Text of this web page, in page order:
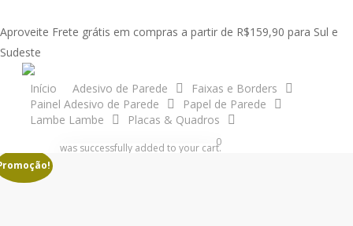
to
main
content
Aproveite Frete grátis em compras a partir de R$159,90 para Sul e
Sudeste
Início Adesivo de Parede
Faixas e Borders
Painel Adesivo de Parede
Papel de Parede
Lambe Lambe
Placas & Quadros
0
was successfully added to your cart.
Faixas e Borders Zoo Safari
Adesivo Infantil Faixa Border